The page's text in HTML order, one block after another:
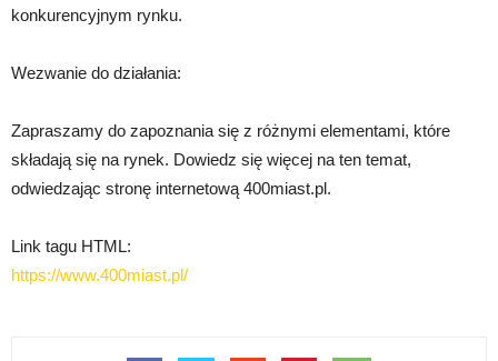
konkurencyjnym rynku.
Wezwanie do działania:
Zapraszamy do zapoznania się z różnymi elementami, które
składają się na rynek. Dowiedz się więcej na ten temat,
odwiedzając stronę internetową 400miast.pl.
Link tagu HTML:
https://www.400miast.pl/